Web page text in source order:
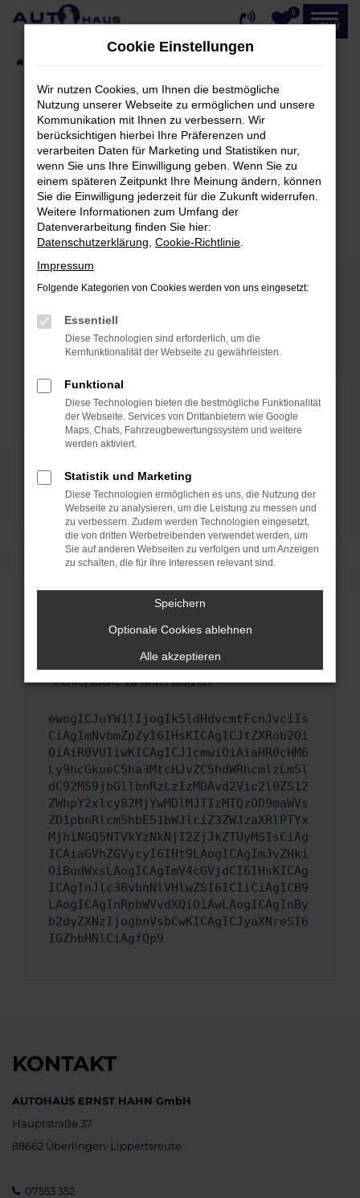
Zum
0
MENÜ
Fehler: Network Error
Beim Laden ist ein Fehler aufgetreten.
Hier sind ein paar Tipps, die dir helfen können:
Überprüfe deine Firewall und deine
Internetverbindung.
Laden andere Webseiten, zum Beispiel deine
Suchmaschine?
Prüfe deine Browsererweiterungen.
können das Laden bestimmter Seiten
verhindern. Funktioniert die Seite in einem
anderen Browser oder in einem privaten
Fenster?
Starte dein Gerät neu.
Das kann manchmal helfen, vorübergehende
Probleme zu beheben.
Betriebssystem auf dem neuesten Stand
sind.
Veraltete Software birgt nicht nur ein
Sicherheitsrisiko, sondern kann auch dazu
führen, dass bestimmte Funktionen nicht mehr
unterstützt werden.
Wende dich an den Webseitenbetreiber.
Wenn du alle oben genannten Schritte versucht
hast, kontaktiere uns bitte. Wir werden
uns diesen Text schicken, um uns bei der
Fehlersuche zu unterstützen:
ewogICJuYW1lIjogIk5ldHdvcmtFcnJvciIs
CiAgImNvbmZpZyI6IHsKICAgICJtZXRob2Qi
OiAiR0VUIiwKICAgICJ1cmwiOiAiaHR0cHM6
Ly9hcGkueC5ha3MtcHJvZC5hdWRhcmlzLm5l
dC92MS9jbGllbnRzLzIzMDAvd2Vic2l0ZS12
ZWhpY2xlcy82MjYwMDlMJTIzMTQzOD9maWVs
ZD1pbnRlcm5hbE51bWJlciZ3ZWJzaXRlPTYx
MjhiNGQ5NTVkYzNkNjI2ZjJkZTUyMSIsCiAg
ICAiaGVhZGVycyI6IHt9LAogICAgImJvZHki
OiBudWxsLAogICAgImV4cGVjdCI6IHsKICAg
ICAgInJlc3BvbnNlVHlwZSI6ICIiCiAgICB9
LAogICAgInRpbWVvdXQiOiAwLAogICAgInBy
b2dyZXNzIjogbnVsbCwKICAgICJyaXNreSI6
IGZhbHNlCiAgfQp9
KONTAKT
AUTOHAUS ERNST HAHN GmbH
Hauptstraße 37
88662 Überlingen-Lippertsreute
07553 352
Cookie Einstellungen
Wir nutzen Cookies, um Ihnen die bestmögliche
Nutzung unserer Webseite zu ermöglichen und unsere
Kommunikation mit Ihnen zu verbessern. Wir
berücksichtigen hierbei Ihre Präferenzen und
verarbeiten Daten für Marketing und Statistiken nur,
wenn Sie uns Ihre Einwilligung geben. Wenn Sie zu
einem späteren Zeitpunkt Ihre Meinung ändern, können
Sie die Einwilligung jederzeit für die Zukunft widerrufen.
Weitere Informationen zum Umfang der
Datenverarbeitung finden Sie hier:
Datenschutzerklärung Cookie-Richtlinie
Impressum
Folgende Kategorien von Cookies werden von uns eingesetzt:
Essentiell
Diese Technologien sind erforderlich, um die
Kernfunktionalität der Webseite zu gewährleisten.
Funktional
Diese Technologien bieten die bestmögliche Funktionalität
der Webseite. Services von Drittanbietern wie Google
Maps, Chats, Fahrzeugbewertungssystem und weitere
werden aktiviert.
Statistik und Marketing
Diese Technologien ermöglichen es uns, die Nutzung der
Webseite zu analysieren, um die Leistung zu messen und
zu verbessern. Zudem werden Technologien eingesetzt,
die von dritten Werbetreibenden verwendet werden, um
Sie auf anderen Webseiten zu verfolgen und um Anzeigen
zu schalten, die für Ihre Interessen relevant sind.
Speichern
Optionale Cookies ablehnen
Alle akzeptieren